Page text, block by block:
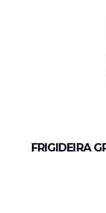
FRIGIDEIRA